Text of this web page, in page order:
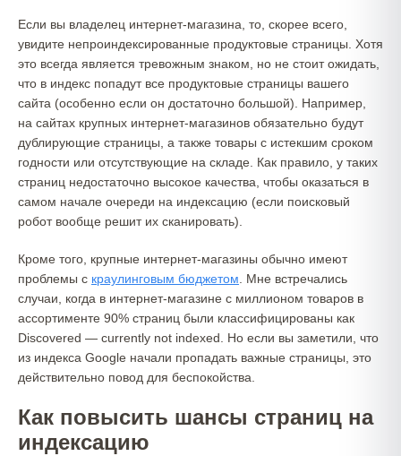
Если вы владелец интернет-магазина, то, скорее всего,
увидите непроиндексированные продуктовые страницы. Хотя
это всегда является тревожным знаком, но не стоит ожидать,
что в индекс попадут все продуктовые страницы вашего
сайта (особенно если он достаточно большой). Например,
на сайтах крупных интернет-магазинов обязательно будут
дублирующие страницы, а также товары с истекшим сроком
годности или отсутствующие на складе. Как правило, у таких
страниц недостаточно высокое качества, чтобы оказаться в
самом начале очереди на индексацию (если поисковый
робот вообще решит их сканировать).
Кроме того, крупные интернет-магазины обычно имеют
проблемы с краулинговым бюджетом. Мне встречались
случаи, когда в интернет-магазине с миллионом товаров в
ассортименте 90% страниц были классифицированы как
Discovered — currently not indexed. Но если вы заметили, что
из индекса Google начали пропадать важные страницы, это
действительно повод для беспокойства.
Как повысить шансы страниц на
индексацию